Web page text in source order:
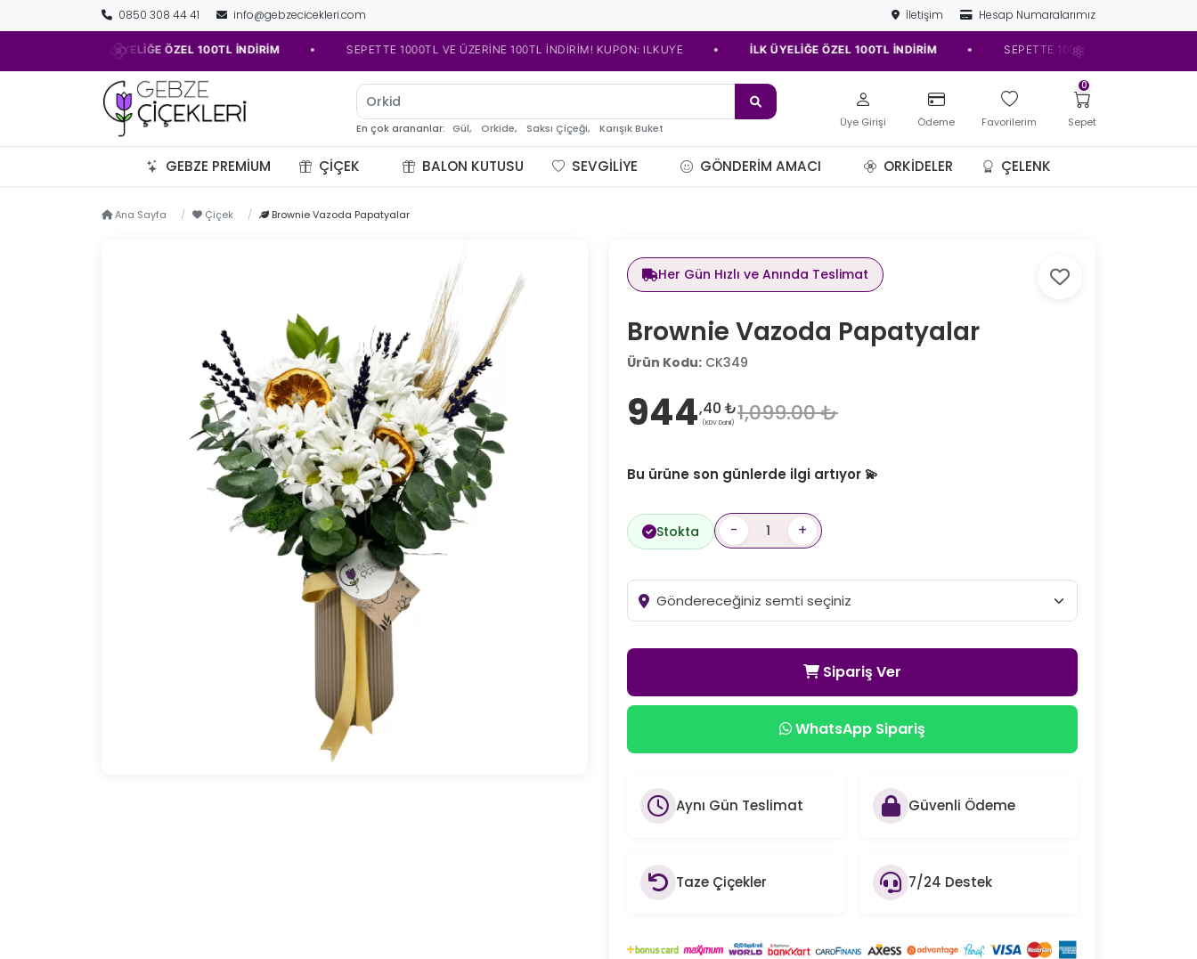
0850 308 44 41 info@gebzecicekleri.com İletişim Hesap Numaralarımız
İLK ÜYELİĞE ÖZEL 100TL İNDİRİM • SEPETTE 1000TL VE ÜZERİNE 100TL İNDİRİM! KUPON: ILKUYE • İLK ÜYELİĞE ÖZEL 100TL İNDİRİM • SEPETTE 1000TL VE ÜZERİNE 100TL
Orkide çiçe
En çok arananlar: Gül, Orkide, Saksı Çiçeği, Karışık Buket Üye Girişi Ödeme Favorilerim Sepet
0
GEBZE PREMIUM ÇIÇEK BALON KUTUSU SEVGILIYE GÖNDERIM AMACI ORKIDELER ÇELENK
Ana Sayfa Çiçek Brownie Vazoda Papatyalar
Her Gün Hızlı ve Anında Teslimat
Brownie Vazoda Papatyalar
Ürün Kodu: CK349
944,40 ₺
(KDV Dahil) 1,099.00 ₺
Bu ürüne son günlerde ilgi artıyor 💫
Stokta - +
Sipariş Ver
WhatsApp Sipariş
Aynı Gün Teslimat Güvenli Ödeme
Taze Çiçekler 7/24 Destek